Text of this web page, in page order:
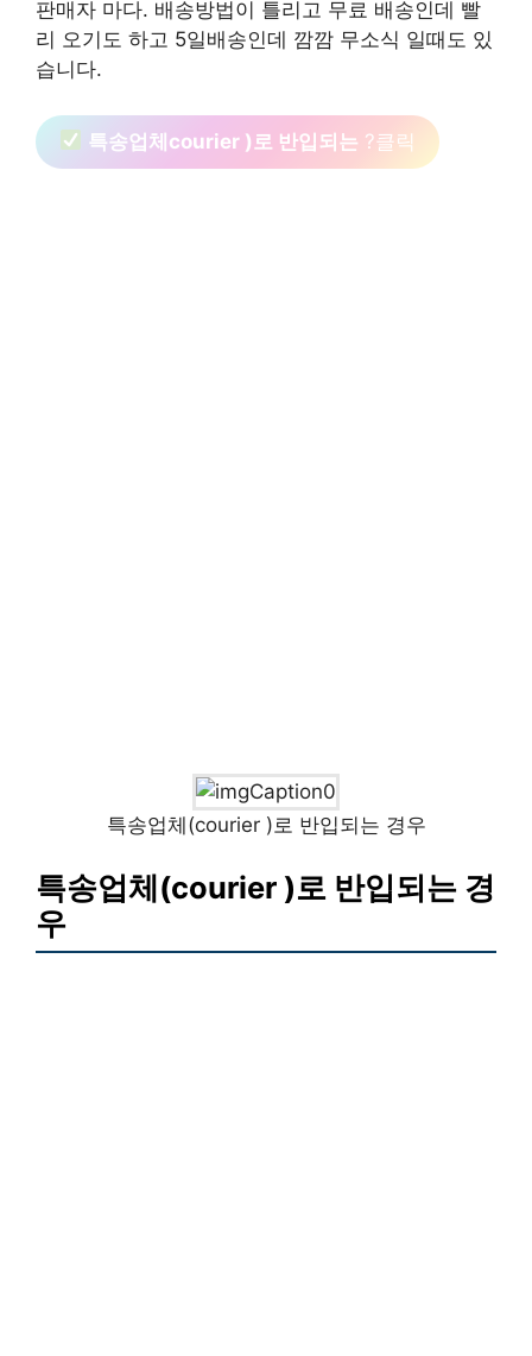
판매자 마다. 배송방법이 틀리고 무료 배송인데 빨
리 오기도 하고 5일배송인데 깜깜 무소식 일때도 있
습니다.
특송업체courier )로 반입되는 ?클릭
특송업체(courier )로 반입되는 경우
특송업체(courier )로 반입되는 경
우